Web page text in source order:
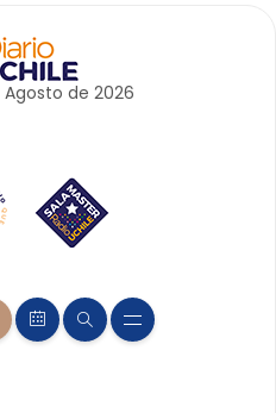
Agosto de 2026